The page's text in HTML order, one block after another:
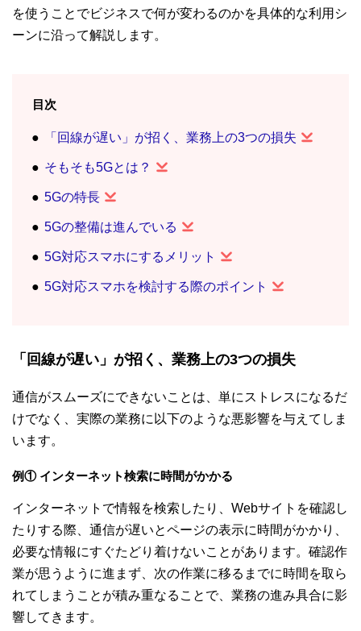
を使うことでビジネスで何が変わるのかを具体的な利用シ
ーンに沿って解説します。
目次
「回線が遅い」が招く、業務上の3つの損失
そもそも5Gとは？
5Gの特長
5Gの整備は進んでいる
5G対応スマホにするメリット
5G対応スマホを検討する際のポイント
「回線が遅い」が招く、業務上の3つの損失
通信がスムーズにできないことは、単にストレスになるだ
けでなく、実際の業務に以下のような悪影響を与えてしま
います。
例① インターネット検索に時間がかかる
インターネットで情報を検索したり、Webサイトを確認し
たりする際、通信が遅いとページの表示に時間がかかり、
必要な情報にすぐたどり着けないことがあります。確認作
業が思うように進まず、次の作業に移るまでに時間を取ら
れてしまうことが積み重なることで、業務の進み具合に影
響してきます。